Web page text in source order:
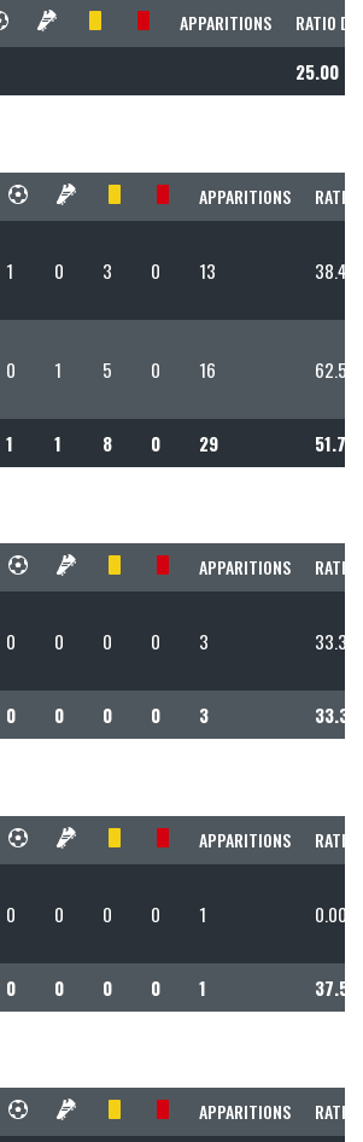
APPARITIONS RATIO
25.00
APPARITIONS RATIO
1 0 3 0 13 38.46
0 1 5 0 16 62.50
1 1 8 0 29 51.72
APPARITIONS RATIO
0 0 0 0 3 33.33
0 0 0 0 3 33.33
APPARITIONS RATIO
0 0 0 0 1 0.00
0 0 0 0 1 37.50
APPARITIONS RATIO